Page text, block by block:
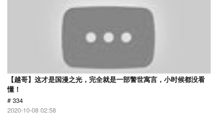
【越哥】这才是国漫之光，完全就是一部警世寓言，小时候都没看
懂！
# 334
2020-10-08 02:58